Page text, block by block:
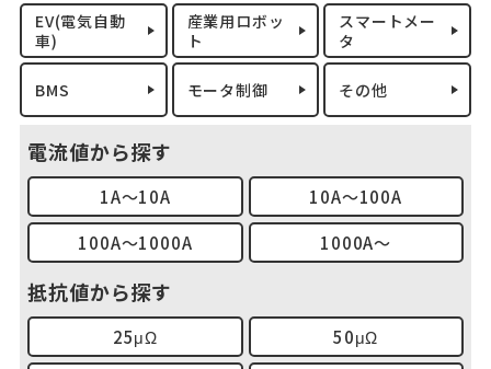
EV(電気自動
車)
産業用ロボッ
ト
スマートメー
タ
BMS モータ制御 その他
電流値から探す
1A～10A
10A～100A
100A～1000A
1000A～
抵抗値から探す
25μΩ
50μΩ